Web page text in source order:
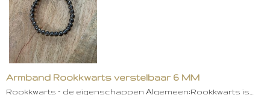
Armband Rookkwarts verstelbaar 6 MM
Rookkwarts – de eigenschappen Algemeen:Rookkwarts is…